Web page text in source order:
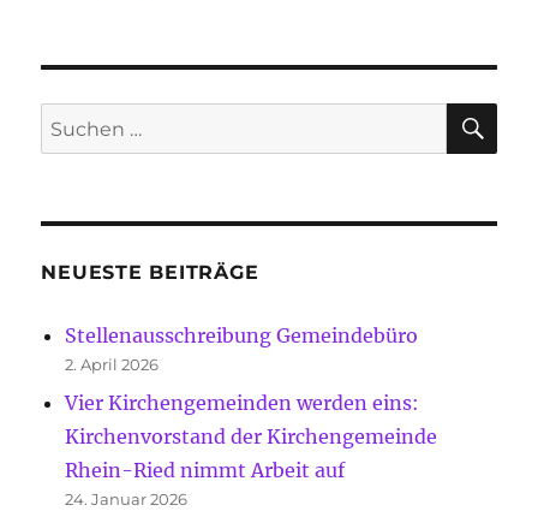
Suche
nach:
NEUESTE BEITRÄGE
Stellenausschreibung Gemeindebüro
2. April 2026
Vier Kirchengemeinden werden eins:
Kirchenvorstand der Kirchengemeinde
Rhein-Ried nimmt Arbeit auf
24. Januar 2026